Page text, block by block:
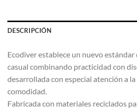
DESCRIPCIÓN
Ecodiver establece un nuevo estándar
casual combinando practicidad con
desarrollada con especial atención a
comodidad.
Fabricada con materiales reciclados